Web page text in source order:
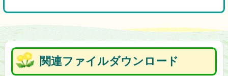
関連ファイルダウンロード